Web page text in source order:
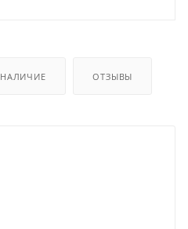
НАЛИЧИЕ ОТЗЫВЫ